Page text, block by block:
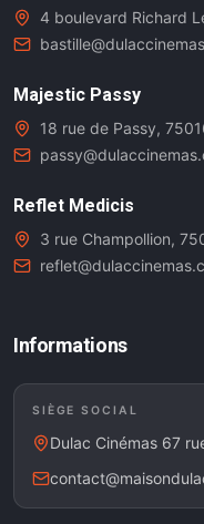
4 boulevard Richard
Majestic Passy
18 rue de Passy,
Reflet Medicis
3 rue Champollion,
Informations
SIÈGE SOCIAL
Dulac Cinémas 67